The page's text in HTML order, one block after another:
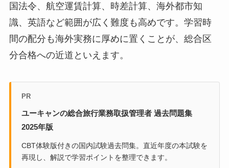
国法令、航空運賃計算、時差計算、海外都市知
識、英語など範囲が広く難度も高めです。学習時
間の配分も海外実務に厚めに置くことが、総合区
分合格への近道といえます。
PR
ユーキャンの総合旅行業務取扱管理者 過去問題集
2025年版
CBT体験版付きの国内試験過去問集。直近年度の本試験を
再現し、解説で学習ポイントを整理できます。